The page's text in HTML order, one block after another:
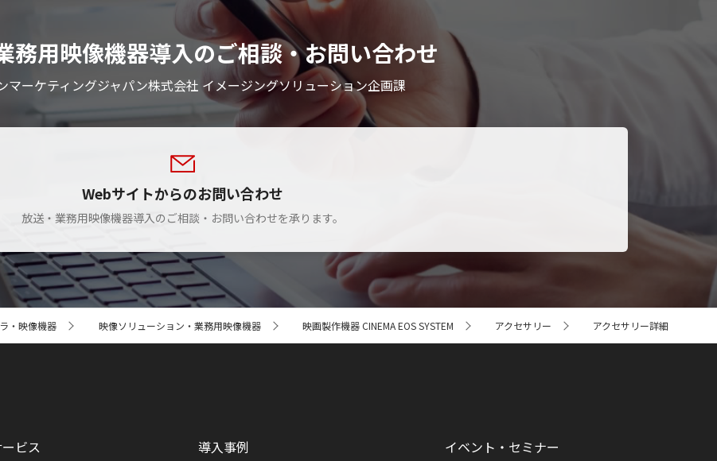
務用映像機器導入のご相談・お問い合わせ
マーケティングジャパン株式会社 イメージングソリューション企画課
Webサイトからのお問い合わせ
放送・業務用映像機器導入のご相談・お問い合わせを承ります。
・映像機器 映像ソリューション・業務用映像機器 映画製作機器 CINEMA EOS SYSTEM アクセサリー アクセサリー詳細
ビス 導入事例 イベント・セミナー